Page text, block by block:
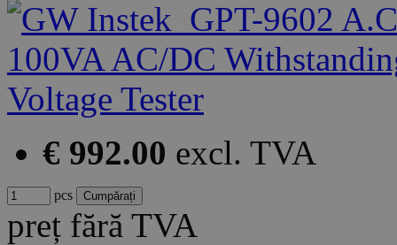
€ 992.00 excl. TVA
pcs
preț fără TVA